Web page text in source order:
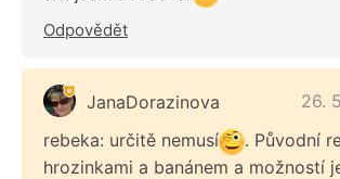
Odpovědět
JanaDorazinova
26.
rebeka: určitě nemusí
. Původní
hrozinkami a banánem a možností